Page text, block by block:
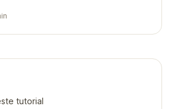
tutorial